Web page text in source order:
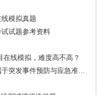
模拟真题
试题参考资料
线模拟，难度高不高？
防与应急准备应采取的措施有()。